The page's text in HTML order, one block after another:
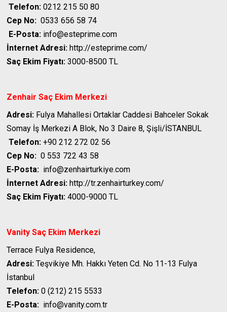
Telefon: 0212 215 50 80
Cep No: 0533 656 58 74
E-Posta: info@esteprime.com
İnternet Adresi: http://esteprime.com/
Saç Ekim Fiyatı: 3000-8500 TL
Zenhair Saç Ekim Merkezi
Adresi: Fulya Mahallesi Ortaklar Caddesi Bahceler Sokak
Somay İş Merkezi A Blok, No 3 Daire 8, Şişli/İSTANBUL
Telefon: +90 212 272 02 56
Cep No: 0 553 722 43 58
E-Posta: info@zenhairturkiye.com
İnternet Adresi: http://tr.zenhairturkey.com/
Saç Ekim Fiyatı: 4000-9000 TL
Vanity Saç Ekim Merkezi
Terrace Fulya Residence,
Adresi: Teşvikiye Mh. Hakkı Yeten Cd. No 11-13 Fulya
İstanbul
Telefon: 0 (212) 215 5533
E-Posta: info@vanity.com.tr